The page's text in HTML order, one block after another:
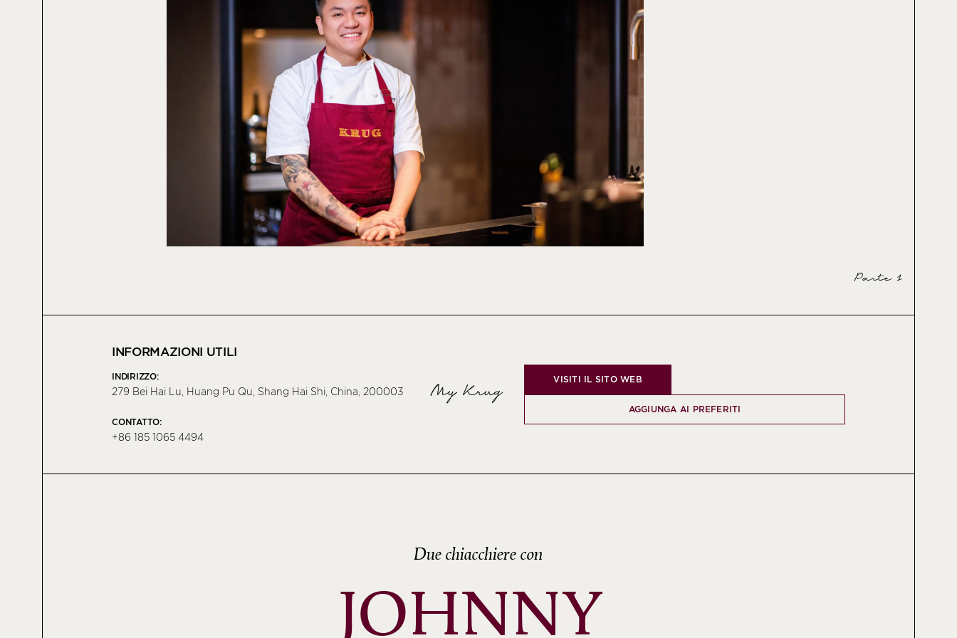
Parte 1
INFORMAZIONI UTILI
INDIRIZZO:
279 Bei Hai Lu, Huang Pu Qu, Shang Hai Shi, China, 200003
CONTATTO:
+86 185 1065 4494
My Krug
VISITI IL SITO WEB
AGGIUNGA AI PREFERITI
Due chiacchiere con
JOHNNY